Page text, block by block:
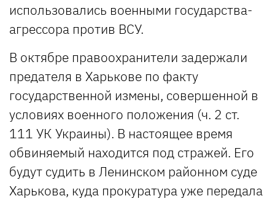
использовались военными государства-
агрессора против ВСУ.
В октябре правоохранители задержали
предателя в Харькове по факту
государственной измены, совершенной в
условиях военного положения (ч. 2 ст.
111 УК Украины). В настоящее время
обвиняемый находится под стражей. Его
будут судить в Ленинском районном суде
Харькова, куда прокуратура уже передала